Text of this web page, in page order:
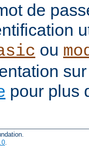
de
ou
pour plus